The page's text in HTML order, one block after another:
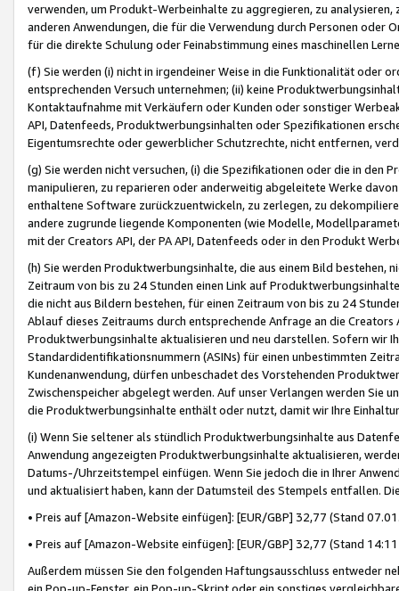
verwenden, um Produkt-Werbeinhalte zu aggregieren, zu
anderen Anwendungen, die für die Verwendung durch Personen
für die direkte Schulung oder Feinabstimmung eines maschinellen
(f) Sie werden (i) nicht in irgendeiner Weise in die Funktionalität oder
entsprechenden Versuch unternehmen; (ii) keine
Kontaktaufnahme mit Verkäufern oder Kunden oder sonstiger
API, Datenfeeds, Produktwerbungsinhalten oder Spezifikationen
Eigentumsrechte oder gewerblicher Schutzrechte, nicht entfernen,
(g) Sie werden nicht versuchen, (i) die Spezifikationen oder die in
manipulieren, zu reparieren oder anderweitig abgeleitete Werke
enthaltene Software zurückzuentwickeln, zu zerlegen, zu
andere zugrunde liegende Komponenten (wie Modelle,
mit der Creators API, der PA API, Datenfeeds oder in den Produkt
(h) Sie werden Produktwerbungsinhalte, die aus einem Bild bestehen,
Zeitraum von bis zu 24 Stunden einen Link auf
die nicht aus Bildern bestehen, für einen Zeitraum von bis zu 24
Ablauf dieses Zeitraums durch entsprechende Anfrage an die
Produktwerbungsinhalte aktualisieren und neu darstellen. Sofern wir
Standardidentifikationsnummern (ASINs) für einen unbestimmten
Kundenanwendung, dürfen unbeschadet des Vorstehenden
Zwischenspeicher abgelegt werden. Auf unser Verlangen werden Sie
die Produktwerbungsinhalte enthält oder nutzt, damit wir Ihre
(i) Wenn Sie seltener als stündlich Produktwerbungsinhalte aus
Anwendung angezeigten Produktwerbungsinhalte aktualisieren,
Datums-/Uhrzeitstempel einfügen. Wenn Sie jedoch die in Ihrer
und aktualisiert haben, kann der Datumsteil des Stempels entfallen.
• Preis auf [Amazon-Website einfügen]: [EUR/GBP] 32,77 (Stand
• Preis auf [Amazon-Website einfügen]: [EUR/GBP] 32,77 (Stand
Außerdem müssen Sie den folgenden Haftungsausschluss entweder
ein Pop-up-Fenster, ein Pop-up-Skript oder ein sonstiges